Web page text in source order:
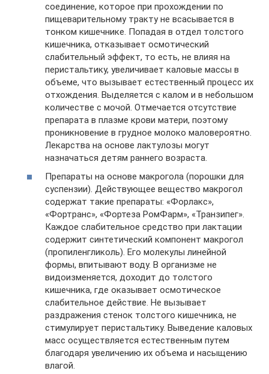
соединение, которое при прохождении по
пищеварительному тракту не всасывается в
тонком кишечнике. Попадая в отдел толстого
кишечника, отказывает осмотический
слабительный эффект, то есть, не влияя на
перистальтику, увеличивает каловые массы в
объеме, что вызывает естественный процесс их
отхождения. Выделяется с калом и в небольшом
количестве с мочой. Отмечается отсутствие
препарата в плазме крови матери, поэтому
проникновение в грудное молоко маловероятно.
Лекарства на основе лактулозы могут
назначаться детям раннего возраста.
Препараты на основе макрогола (порошки для
суспензии). Действующее вещество макрогол
содержат такие препараты: «Форлакс»,
«Фортранс», «Фортеза РомФарм», «Транзипег».
Каждое слабительное средство при лактации
содержит синтетический компонент макрогол
(пропиленгликоль). Его молекулы линейной
формы, впитывают воду. В организме не
видоизменяется, доходит до толстого
кишечника, где оказывает осмотическое
слабительное действие. Не вызывает
раздражения стенок толстого кишечника, не
стимулирует перистальтику. Выведение каловых
масс осуществляется естественным путем
благодаря увеличению их объема и насыщению
влагой.